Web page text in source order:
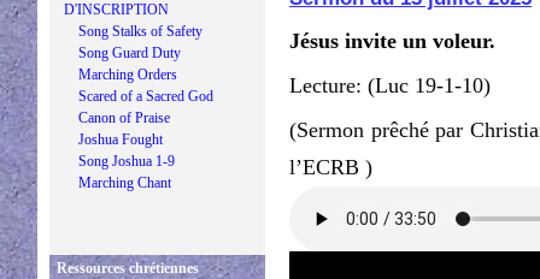
D'INSCRIPTION
Song Stalks of Safety
Song Guard Duty
Marching Orders
Scared of a Sacred God
Canon of Praise
Joshua Fought
Song Joshua 1-9
Marching Chant
Ressources chrétiennes
Jésus invite un voleur.
Lecture: (Luc 19-1-10)
(Sermon prêché par
l’ECRB )